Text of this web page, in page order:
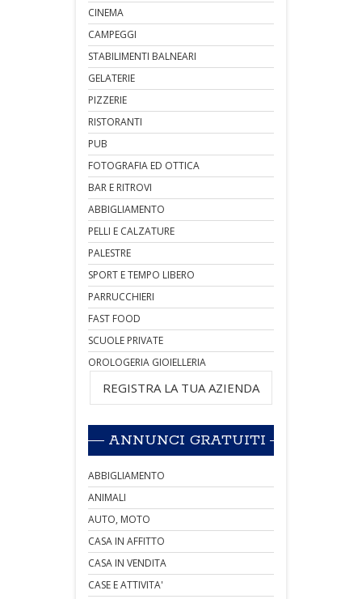
CINEMA
CAMPEGGI
STABILIMENTI BALNEARI
GELATERIE
PIZZERIE
RISTORANTI
PUB
FOTOGRAFIA ED OTTICA
BAR E RITROVI
ABBIGLIAMENTO
PELLI E CALZATURE
PALESTRE
SPORT E TEMPO LIBERO
PARRUCCHIERI
FAST FOOD
SCUOLE PRIVATE
OROLOGERIA GIOIELLERIA
REGISTRA LA TUA AZIENDA
ANNUNCI GRATUITI
ABBIGLIAMENTO
ANIMALI
AUTO, MOTO
CASA IN AFFITTO
CASA IN VENDITA
CASE E ATTIVITA'